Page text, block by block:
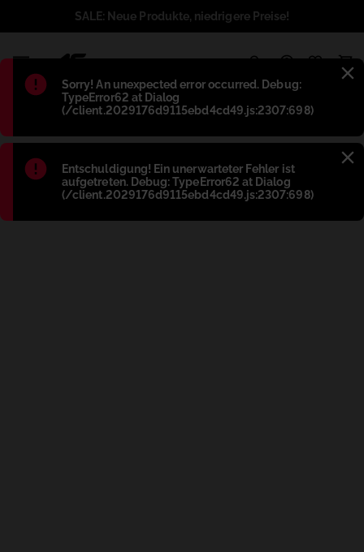
Błąd:
Sorry! An unexpected error occurred. Debug:
TypeError62 at Dialog
(/client.2029176d9115ebd4cd49.js:2307:698)
Błąd:
Entschuldigung! Ein unerwarteter Fehler ist
aufgetreten. Debug: TypeError62 at Dialog
(/client.2029176d9115ebd4cd49.js:2307:698)
SALE: Neue Produkte, niedrigere Preise!